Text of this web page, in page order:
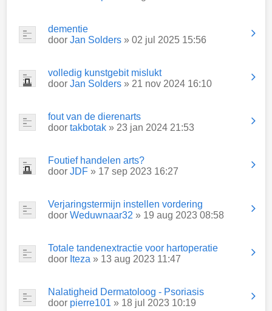
dementie
door Jan Solders » 02 jul 2025 15:56
volledig kunstgebit mislukt
door Jan Solders » 21 nov 2024 16:10
fout van de dierenarts
door takbotak » 23 jan 2024 21:53
Foutief handelen arts?
door JDF » 17 sep 2023 16:27
Verjaringstermijn instellen vordering
door Weduwnaar32 » 19 aug 2023 08:58
Totale tandenextractie voor hartoperatie
door Iteza » 13 aug 2023 11:47
Nalatigheid Dermatoloog - Psoriasis
door pierre101 » 18 jul 2023 10:19